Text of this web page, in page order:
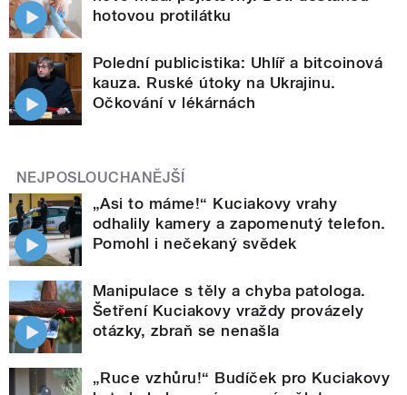
hotovou protilátku
Polední publicistika: Uhlíř a bitcoinová
kauza. Ruské útoky na Ukrajinu.
Očkování v lékárnách
NEJPOSLOUCHANĚJŠÍ
„Asi to máme!“ Kuciakovy vrahy
odhalily kamery a zapomenutý telefon.
Pomohl i nečekaný svědek
Manipulace s těly a chyba patologa.
Šetření Kuciakovy vraždy provázely
otázky, zbraň se nenašla
„Ruce vzhůru!“ Budíček pro Kuciakovy